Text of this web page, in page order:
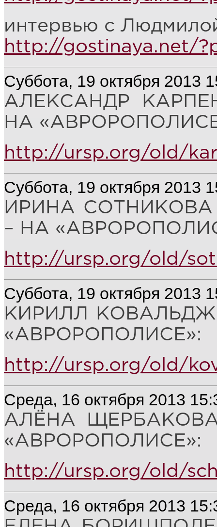
интервью с
http://gostinaya.net/
Суббота, 19 октября 2013
АЛЕКСАНДР
НА
http://ursp.org/old/
Суббота, 19 октября 2013
ИРИНА
– НА
http://ursp.org/old/
Суббота, 19 октября 2013
КИРИЛЛ
«АВРОРОПОЛИСЕ»:
http://ursp.org/old/
Среда, 16 октября 2013
АЛЁНА
«АВРОРОПОЛИСЕ»:
http://ursp.org/old/
Среда, 16 октября 2013